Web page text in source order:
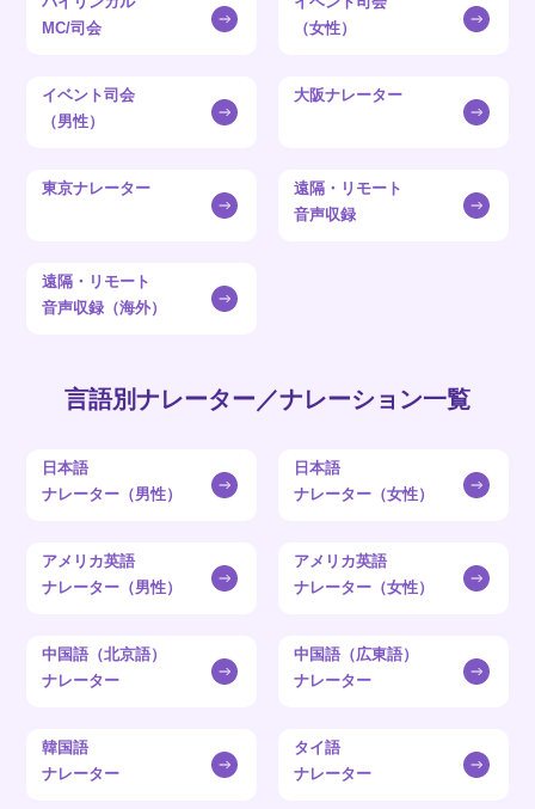
MC/司会
（女性）
イベント司会
（男性）
大阪ナレーター
東京ナレーター
遠隔・リモート
音声収録
遠隔・リモート
音声収録（海外）
言語別ナレーター／ナレーション一覧
日本語
ナレーター（男性）
日本語
ナレーター（女性）
アメリカ英語
ナレーター（男性）
アメリカ英語
ナレーター（女性）
中国語（北京語）
ナレーター
中国語（広東語）
ナレーター
韓国語
ナレーター
タイ語
ナレーター